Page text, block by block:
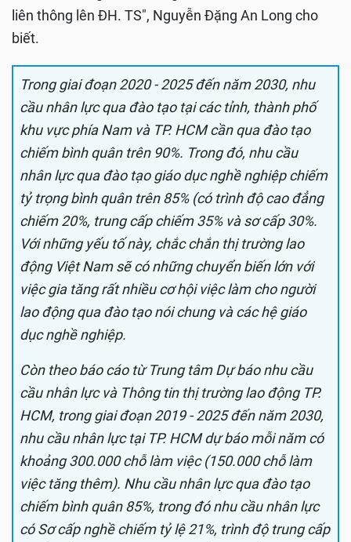
liên thông lên ĐH. TS", Nguyễn Đặng An Long cho
biết.
Trong giai đoạn 2020 - 2025 đến năm 2030, nhu
cầu nhân lực qua đào tạo tại các tỉnh, thành phố
khu vực phía Nam và TP. HCM cần qua đào tạo
chiếm bình quân trên 90%. Trong đó, nhu cầu
nhân lực qua đào tạo giáo dục nghề nghiệp chiếm
tỷ trọng bình quân trên 85% (có trình độ cao đẳng
chiếm 20%, trung cấp chiếm 35% và sơ cấp 30%.
Với những yếu tố này, chắc chắn thị trường lao
động Việt Nam sẽ có những chuyển biến lớn với
việc gia tăng rất nhiều cơ hội việc làm cho người
lao động qua đào tạo nói chung và các hệ giáo
dục nghề nghiệp.
Còn theo báo cáo từ Trungtâm Dự báo nhu cầu
cầu nhân lực và Thông tin thị trường lao động TP.
HCM, trong giai đoạn 2019 - 2025 đến năm 2030,
nhu cầu nhân lực tại TP. HCM dự báo mỗi năm có
khoảng 300.000 chỗ làm việc (150.000 chỗ làm
việc tăng thêm). Nhu cầu nhân lực qua đào tạo
chiếm bình quân 85%, trong đó nhu cầu nhân lực
có Sơ cấp nghề chiếm tỷ lệ 21%, trình độ trung cấp